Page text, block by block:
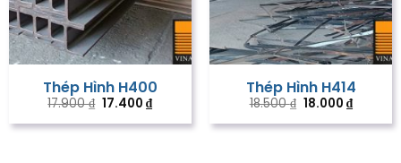
Thép Hình H400
17.900₫ Giá
là:
17.400₫Giá
tại
Thép Hình H414
18.500₫
Giá
là:
18.000 ₫Giá
tại